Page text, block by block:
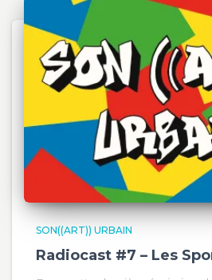
SON((ART)) URBAIN
Radiocast #7 – Les